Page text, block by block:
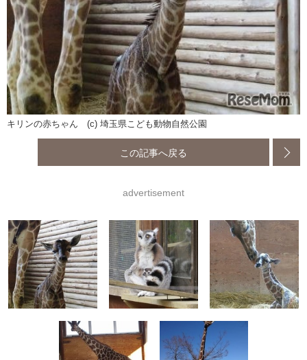
キリンの赤ちゃん (c) 埼玉県こども動物自然公園
この記事へ戻る
advertisement